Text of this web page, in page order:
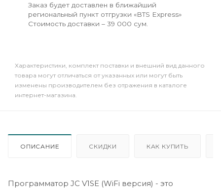
Заказ будет доставлен в ближайший
региональный пункт отгрузки «BTS Express»
Стоимость доставки – 39 000 сум.
Xарактеристики, комплект поставки и внешний вид данного
товара могут отличаться от указанных или могут быть
изменены производителем без отражения в каталоге
интернет-магазина.
ОПИСАНИЕ СКИДКИ КАК КУПИТЬ
Программатор JC V1SE (WiFi версия) - это